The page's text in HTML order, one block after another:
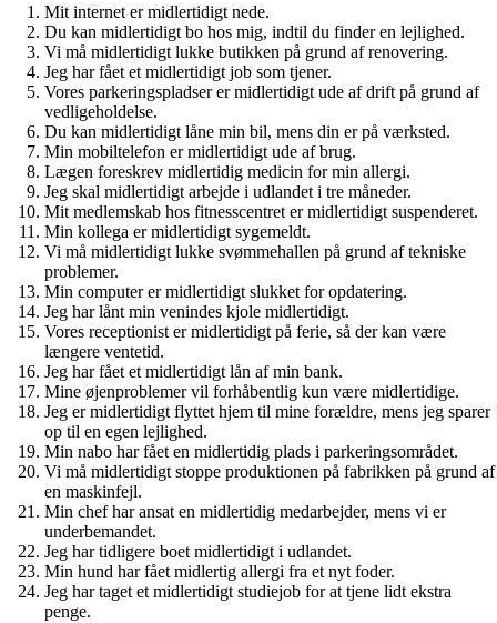
Mit internet er midlertidigt nede.
Du kan midlertidigt bo hos mig, indtil du finder en lejlighed.
Vi må midlertidigt lukke butikken på grund af renovering.
Jeg har fået et midlertidigt job som tjener.
Vores parkeringspladser er midlertidigt ude af drift på grund af
vedligeholdelse.
Du kan midlertidigt låne min bil, mens din er på værksted.
Min mobiltelefon er midlertidigt ude af brug.
Lægen foreskrev midlertidig medicin for min allergi.
Jeg skal midlertidigt arbejde i udlandet i tre måneder.
Mit medlemskab hos fitnesscentret er midlertidigt suspenderet.
Min kollega er midlertidigt sygemeldt.
Vi må midlertidigt lukke svømmehallen på grund af tekniske
problemer.
Min computer er midlertidigt slukket for opdatering.
Jeg har lånt min venindes kjole midlertidigt.
Vores receptionist er midlertidigt på ferie, så der kan være
længere ventetid.
Jeg har fået et midlertidigt lån af min bank.
Mine øjenproblemer vil forhåbentlig kun være midlertidige.
Jeg er midlertidigt flyttet hjem til mine forældre, mens jeg sparer
op til en egen lejlighed.
Min nabo har fået en midlertidig plads i parkeringsområdet.
Vi må midlertidigt stoppe produktionen på fabrikken på grund af
en maskinfejl.
Min chef har ansat en midlertidig medarbejder, mens vi er
underbemandet.
Jeg har tidligere boet midlertidigt i udlandet.
Min hund har fået midlertig allergi fra et nyt foder.
Jeg har taget et midlertidigt studiejob for at tjene lidt ekstra
penge.